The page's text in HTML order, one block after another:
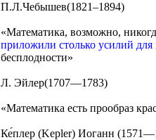
П.Л.Чебышев(1821–1894)
«Математика, возможно,
приложили столько усилий для
бесплодности»
Л. Эйлер(1707—1783)
«Математика есть прообраз
Ке́плер (Kepler) Иоганн